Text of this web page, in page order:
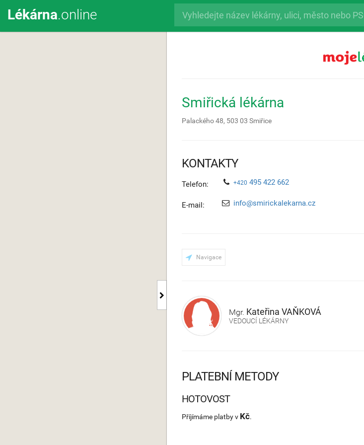
Lékárna.online
Smiřická lékárna
Palackého 48, 503 03 Smiřice
KONTAKTY
Telefon: +420 495 422 662
E-mail: info@smirickalekarna.cz
Navigace
Mgr. Kateřina VAŇKOVÁ
VEDOUCÍ LÉKÁRNY
PLATEBNÍ METODY
HOTOVOST
Příjímáme platby v Kč.